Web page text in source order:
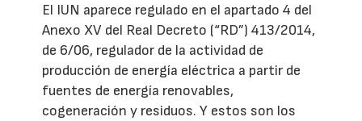
El IUN aparece regulado en el apartado 4 del
Anexo XV del Real Decreto (“RD”) 413/2014,
de 6/06, regulador de la actividad de
producción de energía eléctrica a partir de
fuentes de energía renovables,
cogeneración y residuos. Y estos son los